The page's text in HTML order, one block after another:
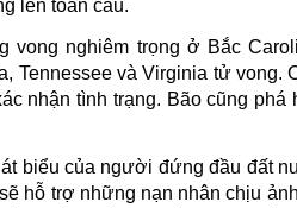
lên toàn cầu.
vong nghiêm trọng ở Bắc
Tennessee và Virginia tử vong.
nhận tình trạng. Bão cũng phá
biểu của người đứng đầu đất
hỗ trợ những nạn nhân chịu